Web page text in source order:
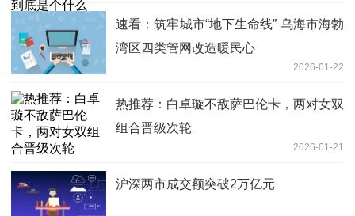
速看：筑牢城市“地下生命线” 乌海市海勃
湾区四类管网改造暖民心
2026-01-22
热推荐：白卓璇不敌萨巴伦卡，两对女双
组合晋级次轮
2026-01-21
沪深两市成交额突破2万亿元